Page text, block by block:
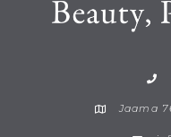
Jaama